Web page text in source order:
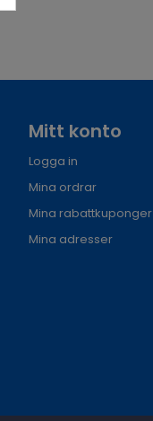
Mitt konto
Logga in
Mina ordrar
Mina rabattkuponger
Mina adresser